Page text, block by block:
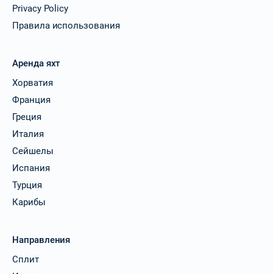
Privacy Policy
Правила использования
Аренда яхт
Хорватия
Франция
Греция
Италия
Сейшелы
Испания
Турция
Карибы
Направления
Сплит